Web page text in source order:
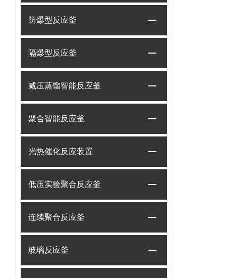
防爆型反应釜
隔爆型反应釜
减压蒸馏智能反应釜
聚合智能反应釜
光热催化反应装置
低压实验聚合反应釜
连续聚合反应釜
玻璃反应釜